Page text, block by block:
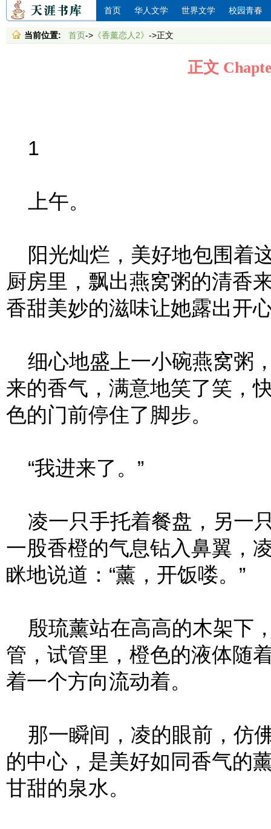
首页 华人文学 世界文学 校园青春
当前位置: 首页-> 《香薰恋人2》 ->正文
正文
1
上午。
阳光灿烂，美好地包围着
厨房里，飘出燕窝粥的清香
香甜美妙的滋味让她露出开
细心地盛上一小碗燕窝粥
来的香气，满意地笑了笑，
色的门前停住了脚步。
“我进来了。”
凌一只手托着餐盘，另一
一股香橙的气息钻入鼻翼，
眯地说道：“薰，开饭喽。”
殷琉薰站在高高的木架下
管，试管里，橙色的液体随
着一个方向流动着。
那一瞬间，凌的眼前，仿
的中心，是美好如同香气的
甘甜的泉水。